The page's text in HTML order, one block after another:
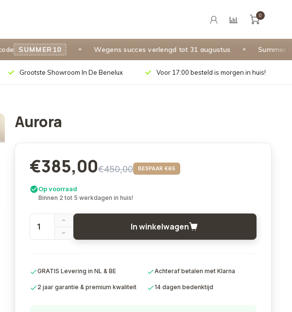
SUMMER10 Wegens succes verlengd tot 31 augustus Summer
0
Grootste Showroom In De Benelux Voor 17:00 besteld is morgen in huis!
Aurora
€385,00€450,00 BESPAAR €65
Op voorraad
Binnen 2 tot 5 werkdagen in huis!
In winkelwagen
GRATIS Levering in NL & BE Achteraf betalen met Klarna
2 jaar garantie & premium kwaliteit 14 dagen bedenktijd